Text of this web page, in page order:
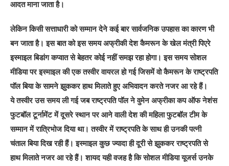
आदत माना जाता है।
लेकिन किसी सत्ताधारी को सम्मान देने कई बार सार्वजनिक उपहास का कारण भी
बन जाता है। इस बात को इस समय अफ्रीकी देश कैमरून के खेल मंत्री पिएरे
इस्माइल बिडांग कप्वात से बेहतर कोई नहीं समझ रहा होगा। इस समय सोशल
मीडिया पर इस्माइल की एक तस्वीर वायरल हो गई जिसमें वो कैमरून के राष्ट्रपति
पॉल बिया के सामने झुककर हाथ मिलाते हुए अभिवादन करते नजर आ रहे हैं।
ये तस्वीर उस समय ली गई जब राष्ट्रपति पॉल ने वुमेन अफ्रीका कप ऑफ नेशंस
फुटबॉल टूर्नामेंट में दूसरे स्थान पर आने वाली देश की महिला फुटबॉल टीम के
सम्मान में रात्रिभोज दिया था। तस्वीर में राष्ट्रपति के साथ ही उनकी पत्नी
चंताल बिया दिख रही हैं। इस्माइल कुछ ज्यादा ही दूरी से झुककर राष्ट्रपति से
हाथ मिलाते नजर आ रहे हैं। शायद यही वजह है कि सोशल मीडिया यूजर्स उनके